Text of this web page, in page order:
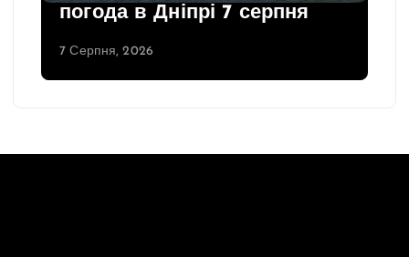
погода в Дніпрі 7 серпня
7 Серпня, 2026